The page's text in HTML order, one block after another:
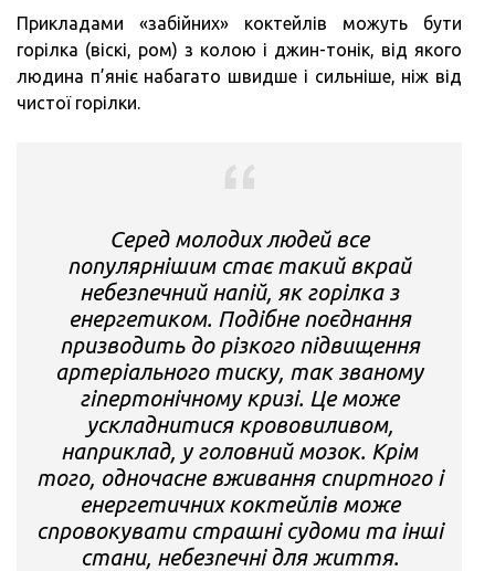
Прикладами «забійних» коктейлів можуть бути
горілка (віскі, ром) з колою і джин-тонік, від якого
людина п’яніє набагато швидше і сильніше, ніж від
чистої горілки.
Серед молодих людей все
популярнішим стає такий вкрай
небезпечний напій, як горілка з
енергетиком. Подібне поєднання
призводить до різкого підвищення
артеріального тиску, так званому
гіпертонічному кризі. Це може
ускладнитися крововиливом,
наприклад, у головний мозок. Крім
того, одночасне вживання спиртного і
енергетичних коктейлів може
спровокувати страшні судоми та інші
стани, небезпечні для життя.